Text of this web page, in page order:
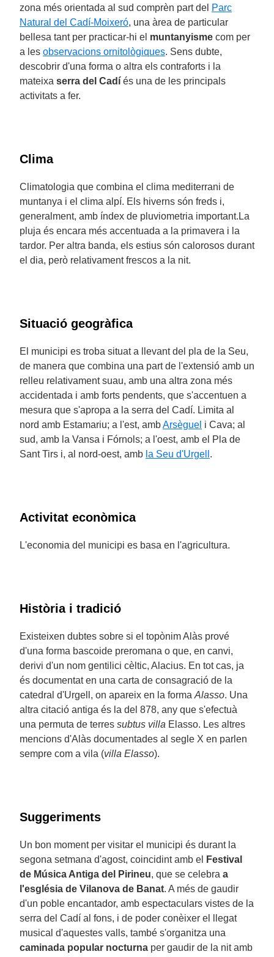
zona més orientada al sud comprèn part del Parc
Natural del Cadí-Moixeró, una àrea de particular
bellesa tant per practicar-hi el muntanyisme com per
a les observacions ornitològiques. Sens dubte,
descobrir d'una forma o altra els contraforts i la
mateixa serra del Cadí és una de les principals
activitats a fer.
Clima
Climatologia que combina el clima mediterrani de
muntanya i el clima alpí. Els hiverns són freds i,
generalment, amb índex de pluviometria important.La
pluja és encara més accentuada a la primavera i la
tardor. Per altra banda, els estius són calorosos durant
el dia, però relativament frescos a la nit.
Situació geogràfica
El municipi es troba situat a llevant del pla de la Seu,
de manera que combina una part de l'extensió amb un
relleu relativament suau, amb una altra zona més
accidentada i amb forts pendents, que s'accentuen a
mesura que s'apropa a la serra del Cadí. Limita al
nord amb Estamariu; a l'est, ambArsèguel i Cava; al
sud, amb la Vansa i Fórnols; a l'oest, amb el Pla de
Sant Tirs i, al nord-oest, amb la Seu d'Urgell .
Activitat econòmica
L'economia del municipi es basa en l'agricultura.
Història i tradició
Existeixen dubtes sobre si el topònim Alàs prové
d'una forma bascoide preromana o que, en canvi,
derivi d'un nom gentilici cèltic, Alacius. En tot cas, ja
és documentat en una carta de consagració de la
catedral d'Urgell, on apareix en la forma Alasso. Una
altra citació antiga és la del 878, any que s'efectuà
una permuta de terres subtus villa Elasso. Les altres
mencions d'Alàs documentades al segle X en parlen
sempre com a vila (villa Elasso).
Suggeriments
Un bon moment per visitar el municipi és durant la
segona setmana d'agost, coincidint amb el
Festival
de Música Antiga del Pirineu, que se celebra a
l'església de Vilanova de Banat. A més de gaudir
d'un poble encantador, amb espectaculars vistes de la
serra del Cadí al fons, i de poder conèixer el llegat
musical d'aquestes valls, també s'organitza una
caminada popular nocturna per gaudir de la nit amb